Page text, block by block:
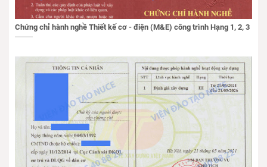
Chứng chỉ hành nghề Thiết kế cơ - điện (M&E) công trình Hạng 1, 2, 3